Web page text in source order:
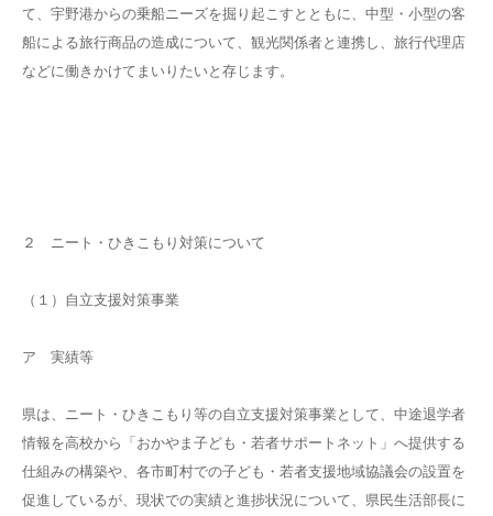
て、宇野港からの乗船ニーズを掘り起こすとともに、中型・小型の客
船による旅行商品の造成について、観光関係者と連携し、旅行代理店
などに働きかけてまいりたいと存じます。
２ ニート・ひきこもり対策について
（１）自立支援対策事業
ア 実績等
県は、ニート・ひきこもり等の自立支援対策事業として、中途退学者
情報を高校から「おかやま子ども・若者サポートネット」へ提供する
仕組みの構築や、各市町村での子ども・若者支援地域協議会の設置を
促進しているが、現状での実績と進捗状況について、県民生活部長に